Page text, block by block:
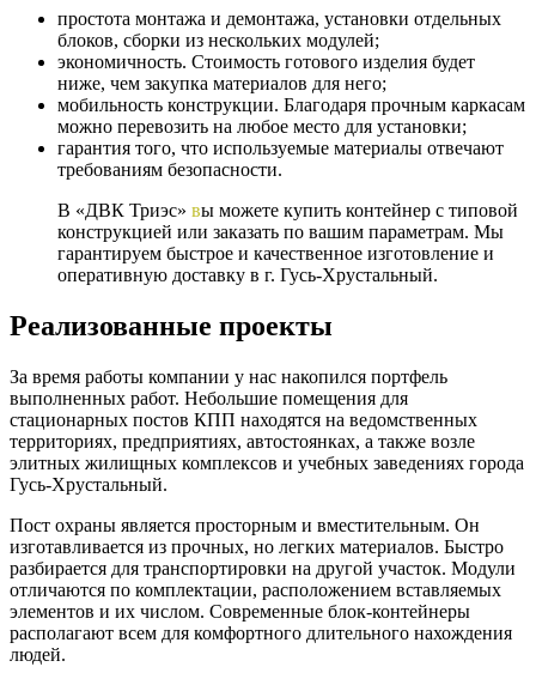
простота монтажа и демонтажа, установки отдельных
блоков, сборки из нескольких модулей;
экономичность. Стоимость готового изделия будет
ниже, чем закупка материалов для него;
мобильность конструкции. Благодаря прочным каркасам
можно перевозить на любое место для установки;
гарантия того, что используемые материалы отвечают
требованиям безопасности.
В «ДВК Триэс» вы можете купить контейнер с типовой
конструкцией или заказать по вашим параметрам. Мы
гарантируем быстрое и качественное изготовление и
оперативную доставку в г. Гусь-Хрустальный.
Реализованные проекты
За время работы компании у нас накопился портфель
выполненных работ. Небольшие помещения для
стационарных постов КПП находятся на ведомственных
территориях, предприятиях, автостоянках, а также возле
элитных жилищных комплексов и учебных заведениях города
Гусь-Хрустальный.
Пост охраны является просторным и вместительным. Он
изготавливается из прочных, но легких материалов. Быстро
разбирается для транспортировки на другой участок. Модули
отличаются по комплектации, расположением вставляемых
элементов и их числом. Современные блок-контейнеры
располагают всем для комфортного длительного нахождения
людей.